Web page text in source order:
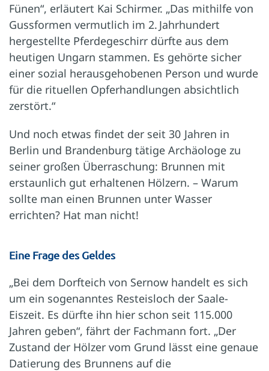
Fünen“, erläutert Kai Schirmer. „Das mithilfe von
Gussformen vermutlich im 2. Jahrhundert
hergestellte Pferdegeschirr dürfte aus dem
heutigen Ungarn stammen. Es gehörte sicher
einer sozial herausgehobenen Person und wurde
für die rituellen Opferhandlungen absichtlich
zerstört.“
Und noch etwas findet der seit 30 Jahren in
Berlin und Brandenburg tätige Archäologe zu
seiner großen Überraschung: Brunnen mit
erstaunlich gut erhaltenen Hölzern. – Warum
sollte man einen Brunnen unter Wasser
errichten? Hat man nicht!
Eine Frage des Geldes
„Bei dem Dorfteich von Sernow handelt es sich
um ein sogenanntes Resteisloch der Saale-
Eiszeit. Es dürfte ihn hier schon seit 115.000
Jahren geben“, fährt der Fachmann fort. „Der
Zustand der Hölzer vom Grund lässt eine genaue
Datierung des Brunnens auf die